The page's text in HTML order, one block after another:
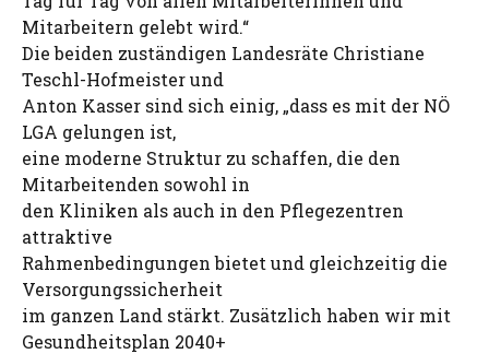
Mitarbeitern gelebt wird.“
Die beiden zuständigen Landesräte Christiane
Teschl-Hofmeister und
Anton Kasser sind sich einig, „dass es mit der NÖ
LGA gelungen ist,
eine moderne Struktur zu schaffen, die den
Mitarbeitenden sowohl in
den Kliniken als auch in den Pflegezentren
attraktive
Rahmenbedingungen bietet und gleichzeitig die
Versorgungssicherheit
im ganzen Land stärkt. Zusätzlich haben wir mit
Gesundheitsplan 2040+